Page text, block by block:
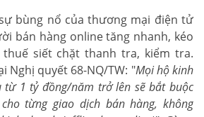
bùng nổ của thương mại điện tử
bán hàng online tăng nhanh, kéo
siết chặt thanh tra, kiểm tra.
Nghị quyết 68-NQ/TW: "Mọi hộ kinh
từ 1 tỷ đồng/năm trở lên sẽ bắt buộc
từng giao dịch bán hàng, không